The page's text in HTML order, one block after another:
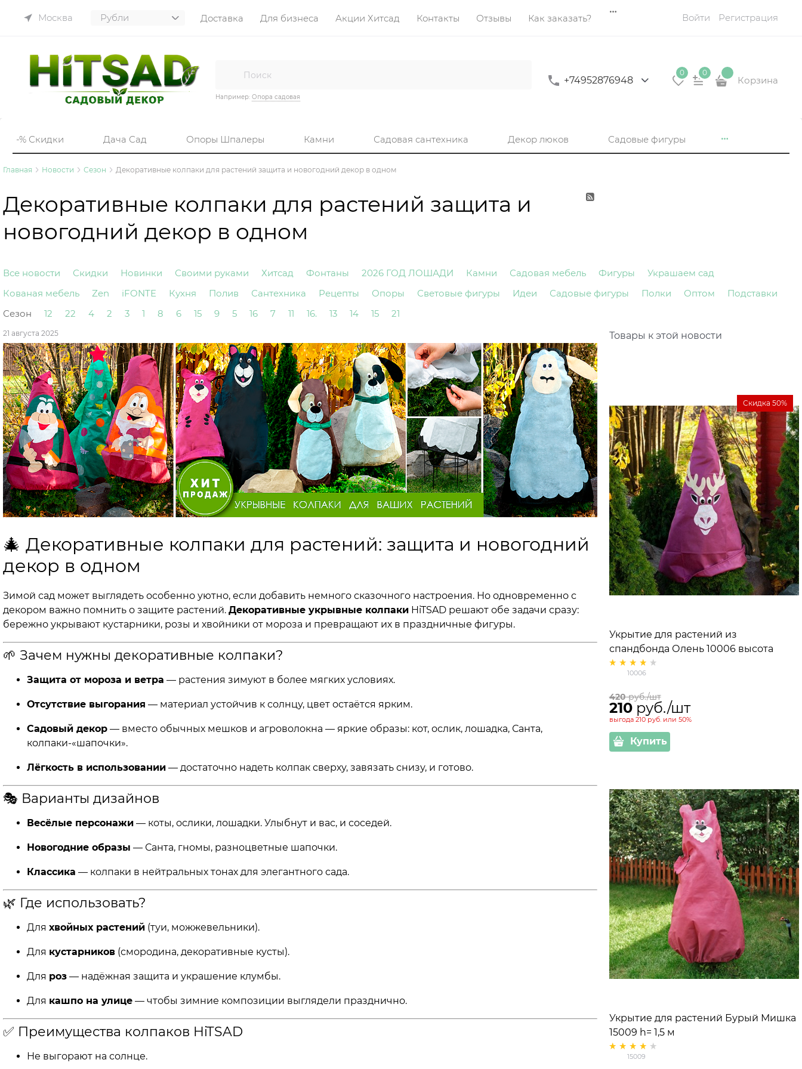
Москва Доставка Для бизнеса Акции Хитсад Контакты Отзывы Как заказать? Войти Регистрация
Например: Опора садовая
+74952876948
0 0
Корзина
-% Скидки Дача Сад Опоры Шпалеры Камни Садовая сантехника Декор люков Садовые фигуры
Главная Новости Сезон Декоративные колпаки для растений защита и новогодний декор в одном
Декоративные колпаки для растений защита и
новогодний декор в одном
Все новости Скидки Новинки Своими руками Хитсад Фонтаны 2026 ГОД ЛОШАДИ Камни Садовая мебель Фигуры
Украшаем сад
Кованая мебель
Zen iFONTE Кухня Полив Сантехника Рецепты Опоры Световые фигуры Идеи Садовые фигуры Полки Оптом
Подставки
Сезон
12 22 4 2 3 1 8 6 15 9 5 16 7 11 16. 13 14 15 21
21 августа 2025
🎄 Декоративные колпаки для растений: защита и новогодний
декор в одном
Зимой сад может выглядеть особенно уютно, если добавить немного сказочного настроения. Но одновременно с
декором важно помнить о защите растений. Декоративные укрывные колпаки HiTSAD решают обе задачи сразу:
бережно укрывают кустарники, розы и хвойники от мороза и превращают их в праздничные фигуры.
🌱 Зачем нужны декоративные колпаки?
Защита от мороза и ветра — растения зимуют в более мягких условиях.
Отсутствие выгорания — материал устойчив к солнцу, цвет остаётся ярким.
Садовый декор — вместо обычных мешков и агроволокна — яркие образы: кот, ослик, лошадка, Санта,
колпаки-«шапочки».
Лёгкость в использовании — достаточно надеть колпак сверху, завязать снизу, и готово.
🎭 Варианты дизайнов
Весёлые персонажи — коты, ослики, лошадки. Улыбнут и вас, и соседей.
Новогодние образы — Санта, гномы, разноцветные шапочки.
Классика — колпаки в нейтральных тонах для элегантного сада.
🌿 Где использовать?
Для хвойных растений (туи, можжевельники).
Для кустарников (смородина, декоративные кусты).
Для роз — надёжная защита и украшение клумбы.
Для кашпо на улице — чтобы зимние композиции выглядели празднично.
✅ Преимущества колпаков HiTSAD
Не выгорают на солнце.
Товары к этой новости
Укрытие для растений из
спандбонда Олень 10006 высота
100см
10006
Скидка 50%
420 руб./шт
210 руб./шт
выгода 210 руб. или 50%
Купить
Укрытие для растений Бурый Мишка
15009 h= 1,5 м
15009